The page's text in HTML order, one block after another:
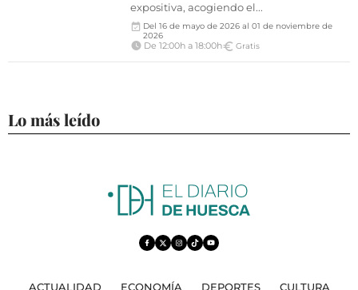
FIESTAS DE SAN LORENZO
FARMACIAS
CLUB DEL AMIGO MILITANTE
INICIAR SESIÓN
expositiva, acogiendo el...
Del 16 de mayo de 2026 al 01 de noviembre de
2026
De 12:00h a 18:00h Gratis
Lo más leído
ACTUALIDAD ECONOMÍA DEPORTES CULTURA